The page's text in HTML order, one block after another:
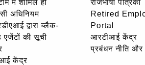
में शामिल हों
अधिनियम
द्वारा ब्लैक-
एजेंटों की सूची
केंद्र
राजभाषा पत्रिका
Retired
Portal
आरटीआई केंद्र
प्रबंधन नीति